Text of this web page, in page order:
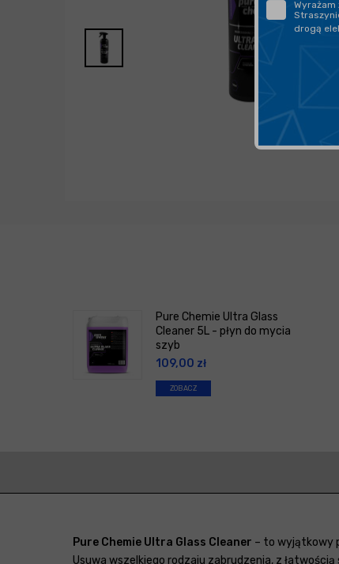
Pure Chemie Ultra Glass
Cleaner 5L - płyn do mycia
szyb
109,00 zł
ZOBACZ
Pure Chemie Ultra Glass Cleaner – to wyjątkowy
Usuwa wszelkiego rodzaju zabrudzenia, z
Wyrażam
drogą